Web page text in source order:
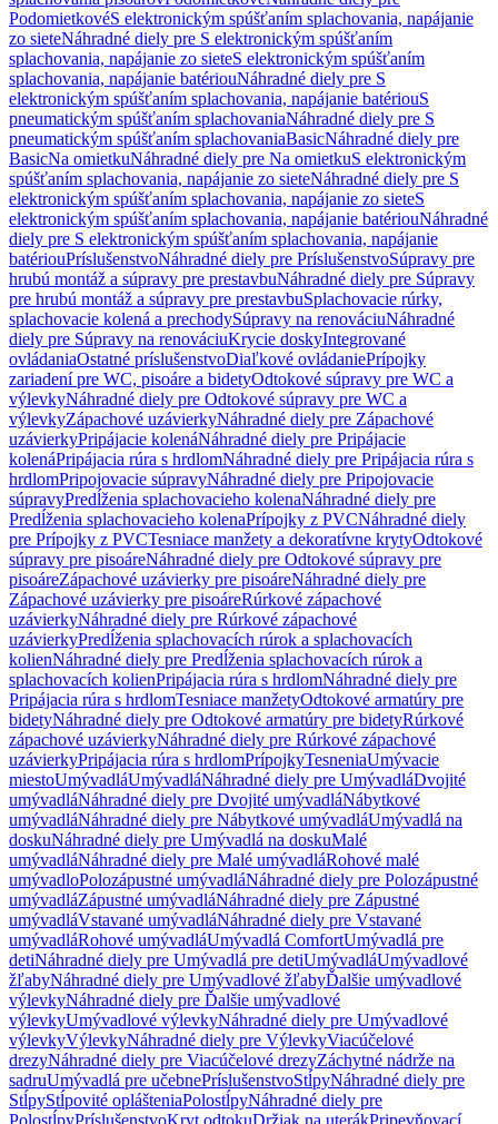
PodomietkovéS elektronickým spúšťaním splachovania, napájanie
zo sieteNáhradné diely pre S elektronickým spúšťaním
splachovania, napájanie zo sieteS elektronickým spúšťaním
splachovania, napájanie batériouNáhradné diely pre S
elektronickým spúšťaním splachovania, napájanie batériouS
pneumatickým spúšťaním splachovaniaNáhradné diely pre S
pneumatickým spúšťaním splachovaniaBasicNáhradné diely pre
BasicNa omietkuNáhradné diely pre Na omietkuS elektronickým
spúšťaním splachovania, napájanie zo sieteNáhradné diely pre S
elektronickým spúšťaním splachovania, napájanie zo sieteS
elektronickým spúšťaním splachovania, napájanie batériouNáhradné
diely pre S elektronickým spúšťaním splachovania, napájanie
batériouPríslušenstvoNáhradné diely pre PríslušenstvoSúpravy pre
hrubú montáž a súpravy pre prestavbuNáhradné diely pre Súpravy
pre hrubú montáž a súpravy pre prestavbuSplachovacie rúrky,
splachovacie kolená a prechodySúpravy na renováciuNáhradné
diely pre Súpravy na renováciuKrycie doskyIntegrované
ovládaniaOstatné príslušenstvoDiaľkové ovládaniePrípojky
zariadení pre WC, pisoáre a bidetyOdtokové súpravy pre WC a
výlevkyNáhradné diely pre Odtokové súpravy pre WC a
výlevkyZápachové uzávierkyNáhradné diely pre Zápachové
uzávierkyPripájacie kolenáNáhradné diely pre Pripájacie
kolenáPripájacia rúra s hrdlomNáhradné diely pre Pripájacia rúra s
hrdlomPripojovacie súpravyNáhradné diely pre Pripojovacie
súpravyPredĺženia splachovacieho kolenaNáhradné diely pre
Predĺženia splachovacieho kolenaPrípojky z PVCNáhradné diely
pre Prípojky z PVCTesniace manžety a dekoratívne krytyOdtokové
súpravy pre pisoáreNáhradné diely pre Odtokové súpravy pre
pisoáreZápachové uzávierky pre pisoáreNáhradné diely pre
Zápachové uzávierky pre pisoáreRúrkové zápachové
uzávierkyNáhradné diely pre Rúrkové zápachové
uzávierkyPredĺženia splachovacích rúrok a splachovacích
kolienNáhradné diely pre Predĺženia splachovacích rúrok a
splachovacích kolienPripájacia rúra s hrdlomNáhradné diely pre
Pripájacia rúra s hrdlomTesniace manžetyOdtokové armatúry pre
bidetyNáhradné diely pre Odtokové armatúry pre bidetyRúrkové
zápachové uzávierkyNáhradné diely pre Rúrkové zápachové
uzávierkyPripájacia rúra s hrdlomPrípojkyTesneniaUmývacie
miestoUmývadláUmývadláNáhradné diely pre UmývadláDvojité
umývadláNáhradné diely pre Dvojité umývadláNábytkové
umývadláNáhradné diely pre Nábytkové umývadláUmývadlá na
doskuNáhradné diely pre Umývadlá na doskuMalé
umývadláNáhradné diely pre Malé umývadláRohové malé
umývadloPolozápustné umývadláNáhradné diely pre Polozápustné
umývadláZápustné umývadláNáhradné diely pre Zápustné
umývadláVstavané umývadláNáhradné diely pre Vstavané
umývadláRohové umývadláUmývadlá ComfortUmývadlá pre
detiNáhradné diely pre Umývadlá pre detiUmývadláUmývadlové
žľabyNáhradné diely pre Umývadlové žľabyĎalšie umývadlové
výlevkyNáhradné diely pre Ďalšie umývadlové
výlevkyUmývadlové výlevkyNáhradné diely pre Umývadlové
výlevkyVýlevkyNáhradné diely pre VýlevkyViacúčelové
drezyNáhradné diely pre Viacúčelové drezyZáchytné nádrže na
sadruUmývadlá pre učebnePríslušenstvoStĺpyNáhradné diely pre
StĺpyStĺpovité oplášteniaPolostĺpyNáhradné diely pre
PolostĺpyPríslušenstvoKryt odtokuDržiak na uterákPripevňovací